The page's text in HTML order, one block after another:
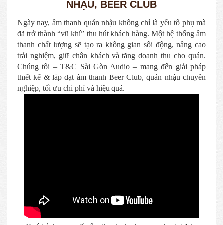
NHẬU, BEER CLUB
Ngày nay, âm thanh quán nhậu không chỉ là yếu tố phụ mà
đã trở thành “vũ khí” thu hút khách hàng. Một hệ thống âm
thanh chất lượng sẽ tạo ra không gian sôi động, nâng cao
trải nghiệm, giữ chân khách và tăng doanh thu cho quán.
Chúng tôi – T&C Sài Gòn Audio – mang đến giải pháp
thiết kế & lắp đặt âm thanh Beer Club, quán nhậu chuyên
nghiệp, tối ưu chi phí và hiệu quả.